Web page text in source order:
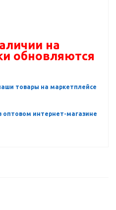
на
обновляются
товары на маркетплейсе
оптовом интернет-магазине